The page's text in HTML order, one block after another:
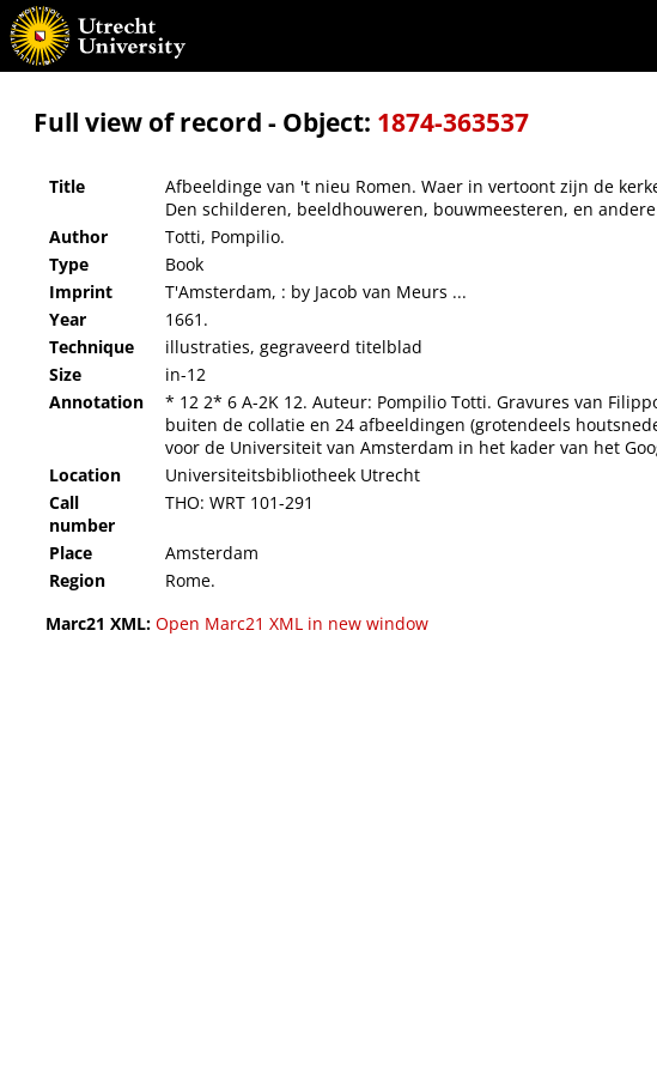
Afbeeldinge van 't nieu Romen. Waer in vertoont zijn de kerken, H. lichamen, reliquien ... architecturen
kopere platen.
Full view of record - Object: 1874-363537
Title
Afbeeldinge van 't nieu Romen. Waer in vertoont zijn de
Den schilderen, beeldhouweren, bouwmeesteren, en
Author Totti, Pompilio.
Type
Book
Imprint
T'Amsterdam, : by Jacob van Meurs ...
Year
1661.
Technique
illustraties, gegraveerd titelblad
Size
in-12
Annotation
* 12 2* 6 A-2K 12. Auteur: Pompilio Totti. Gravures van
buiten de collatie en 24 afbeeldingen (grotendeels
voor de Universiteit van Amsterdam in het kader van het
Location Universiteitsbibliotheek Utrecht
Call
number
THO: WRT 101-291
Place Amsterdam
Region
Rome.
Marc21 XML: Open Marc21 XML in new window